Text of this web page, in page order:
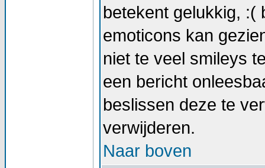
betekent gelukkig, :(
emoticons kan
niet te veel smileys
een bericht
beslissen deze te
verwijderen.
Naar boven